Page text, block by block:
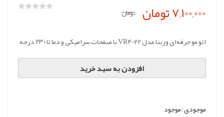
7,100,000 تومان تومان
اتو مو حرفه‌ای وربنا مدل VR4022 با صفحات سرامیکی و دما تا ۲۳۰ درجه
افزودن به سبد خرید
موجودی :موجود